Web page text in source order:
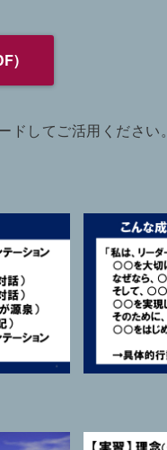
ドしてご活用ください